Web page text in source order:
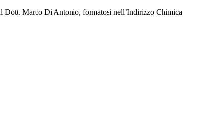
Dott. Marco Di Antonio, formatosi nell’Indirizzo Chimica